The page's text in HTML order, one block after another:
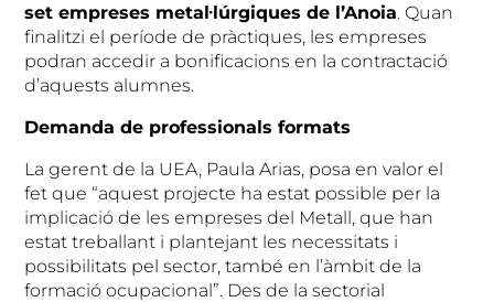
set empreses metal·lúrgiques de l’Anoia. Quan
finalitzi el període de pràctiques, les empreses
podran accedir a bonificacions en la contractació
d’aquests alumnes.
Demanda de professionals formats
La gerent de la UEA, Paula Arias, posa en valor el
fet que “aquest projecte ha estat possible per la
implicació de les empreses del Metall, que han
estat treballant i plantejant les necessitats i
possibilitats pel sector, també en l’àmbit de la
formació ocupacional”. Des de la sectorial